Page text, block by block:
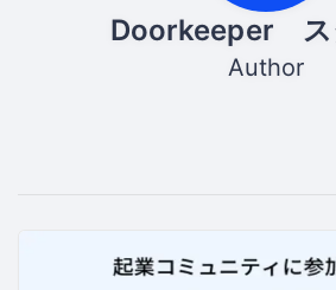
Doorkeeper ス
Author